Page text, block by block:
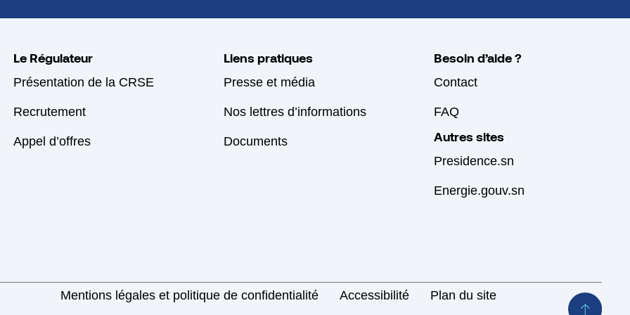
Le Régulateur
Présentation de la CRSE
Recrutement
Appel d’offres
Liens pratiques
Presse et média
Nos lettres d’informations
Documents
Besoin d’aide ?
Contact
FAQ
Autres sites
Presidence.sn
Energie.gouv.sn
Mentions légales et politique de confidentialité Accessibilité
Plan du site